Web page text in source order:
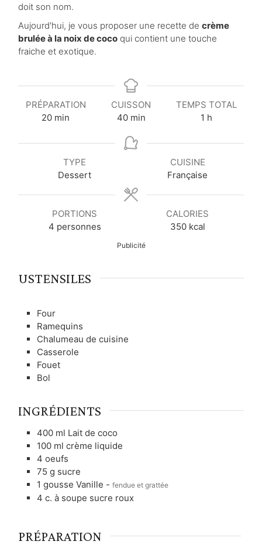
doit son nom.
Aujourd'hui, je vous proposer une recette de crème
brulée à la noix de coco qui contient une touche
fraiche et exotique.
PRÉPARATION
20m
n
s
min
CUISSON
40m
n
s
min
TEMPS TOTAL
1 h
u
e
h
TYPE
Dessert
CUISINE
Française
PORTIONS
4 personnes
CALORIES
350 kcal
Publicité
USTENSILES
Four
Ramequins
Chalumeau de cuisine
Casserole
Fouet
Bol
INGRÉDIENTS
400 ml Lait de coco
100 ml crème liquide
4 oeufs
75 g sucre
1 gousse Vanille - fendue et grattée
4 c. à soupe sucre roux
PRÉPARATION